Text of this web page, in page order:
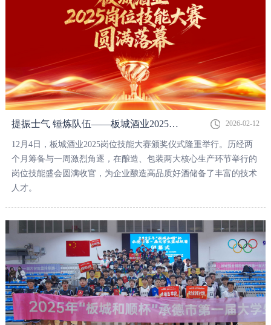
提振士气 锤炼队伍——板城酒业2025岗位技能大赛圆满落幕！ 2026-02-12
12月4日，板城酒业2025岗位技能大赛颁奖仪式隆重举行。历经两
个月筹备与一周激烈角逐，在酿造、包装两大核心生产环节举行的
岗位技能盛会圆满收官，为企业酿造高品质好酒储备了丰富的技术
人才。